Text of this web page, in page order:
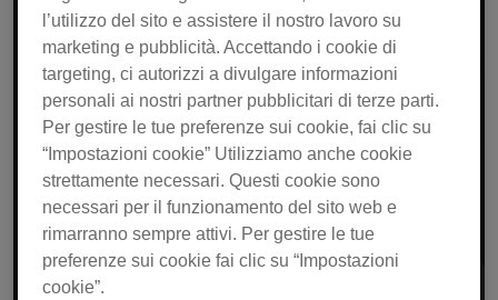
L'offerta è terminata.
Se hai già ricevuto un coupon, clicca
per accedere e vedere i dettagli.
l’utilizzo del sito e assistere il nostro lavoro su
marketing e pubblicità. Accettando i cookie di
targeting, ci autorizzi a divulgare informazioni
personali ai nostri partner pubblicitari di terze parti.
Per gestire le tue preferenze sui cookie, fai clic su
“Impostazioni cookie” Utilizziamo anche cookie
strettamente necessari. Questi cookie sono
necessari per il funzionamento del sito web e
rimarranno sempre attivi. Per gestire le tue
preferenze sui cookie fai clic su “Impostazioni
cookie”.